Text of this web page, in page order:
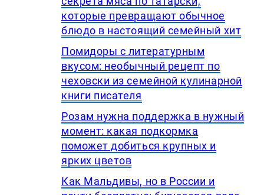
которые превращают обычное
блюдо в настоящий семейный хит
Помидоры с литературным
вкусом: необычный рецепт по
чеховски из семейной кулинарной
книги писателя
Розам нужна поддержка в нужный
момент: какая подкормка
поможет добиться крупных и
ярких цветов
Как Мальдивы, но в России и